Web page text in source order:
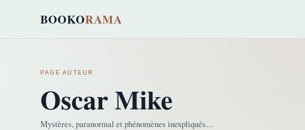
BOOKORAMA
PAGE AUTEUR
Oscar Mike
Mystères, paranormal et phénomènes inexpliqués…